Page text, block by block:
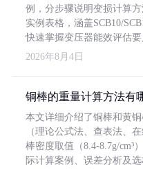
例，分步骤说明变损计算
实例表格，涵盖SCB10/
快速掌握变压器能效评估要
2026年8月4日
铜棒的重量计算方法有
本文详细介绍了铜棒和黄
（理论公式法、查表法、
棒密度取值（8.4-8.7g/cm³
际计算案例、误差分析及